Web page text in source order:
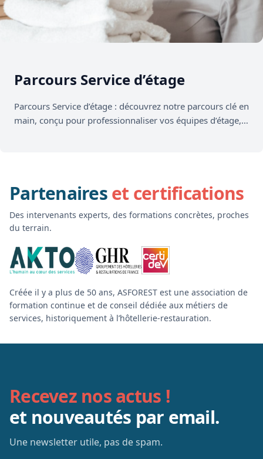
Parcours Service d’étage
Parcours Service d’étage : découvrez notre parcours clé en
main, conçu pour professionnaliser vos équipes d’étage,
Partenaireset certifications
Des intervenants experts, des formations concrètes, proches
du terrain.
Créée il y a plus de 50 ans, ASFOREST est une association de
formation continue et de conseil dédiée aux métiers de
services, historiquement à l’hôtellerie-restauration.
Recevez nos actus !
et nouveautés par email.
Une newsletter utile, pas de spam.